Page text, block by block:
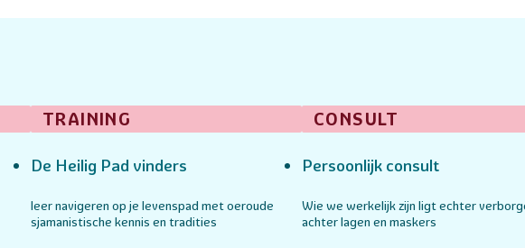
TRAINING
De Heilig Pad vinders
leer navigeren op je levenspad met oeroude
sjamanistische kennis en tradities
CONSULT
Persoonlijk consult
Wie we werkelijk zijn ligt echter
achter lagen en maskers